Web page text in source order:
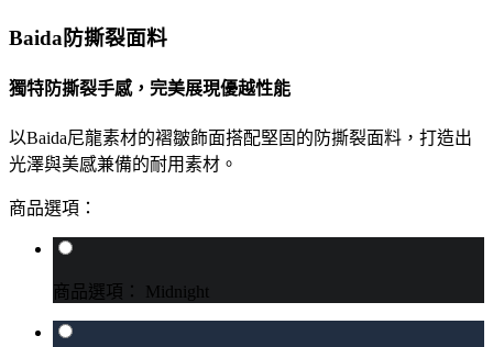
Baida防撕裂面料
獨特防撕裂手感，完美展現優越性能
以Baida尼龍素材的褶皺飾面搭配堅固的防撕裂面料，打造出
光澤與美感兼備的耐用素材。
商品選項：
商品選項： Midnight